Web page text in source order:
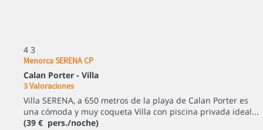
4 3
Menorca SERENA CP
Calan Porter - Villa
3 Valoraciones
Villa SERENA, a 650 metros de la playa de Calan Porter es
una cómoda y muy coqueta Villa con piscina privada ideal...
(39 € pers./noche)